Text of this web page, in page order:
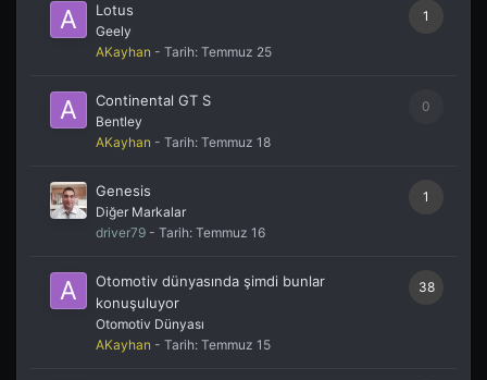
1
Lotus
Geely
AKayhan - Tarih: Temmuz 25
0
Continental GT S
Bentley
AKayhan - Tarih: Temmuz 18
1
Genesis
Diğer Markalar
driver79 - Tarih: Temmuz 16
38
Otomotiv dünyasında şimdi bunlar
konuşuluyor
Otomotiv Dünyası
AKayhan - Tarih: Temmuz 15